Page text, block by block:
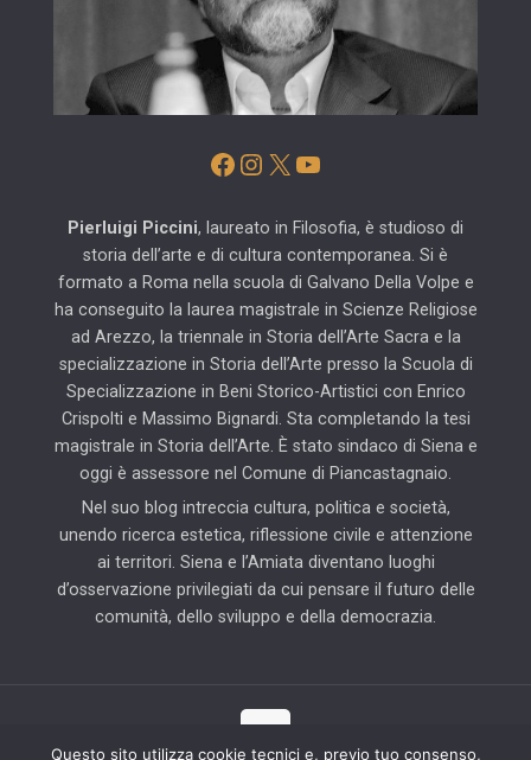
Facebook
Instagram
X YouTube
Pierluigi Piccini, laureato in Filosofia, è studioso di
storia dell’arte e di cultura contemporanea. Si è
formato a Roma nella scuola di Galvano Della Volpe e
ha conseguito la laurea magistrale in Scienze Religiose
ad Arezzo, la triennale in Storia dell’Arte Sacra e la
specializzazione in Storia dell’Arte presso la Scuola di
Specializzazione in Beni Storico-Artistici con Enrico
Crispolti e Massimo Bignardi. Sta completando la tesi
magistrale in Storia dell’Arte. È stato sindaco di Siena e
oggi è assessore nel Comune di Piancastagnaio.
Nel suo blog intreccia cultura, politica e società,
unendo ricerca estetica, riflessione civile e attenzione
ai territori. Siena e l’Amiata diventano luoghi
d’osservazione privilegiati da cui pensare il futuro delle
comunità, dello sviluppo e della democrazia.
Questo sito utilizza cookie tecnici e, previo tuo consenso,